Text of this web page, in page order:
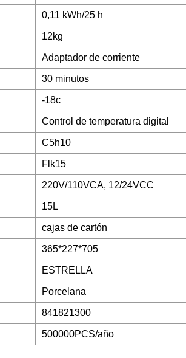
0,11 kWh/25 h
12kg
Adaptador de corriente
30 minutos
-18c
Control de temperatura digital
C5h10
Flk15
220V/110VCA, 12/24VCC
15L
cajas de cartón
365*227*705
ESTRELLA
Porcelana
841821300
500000PCS/año